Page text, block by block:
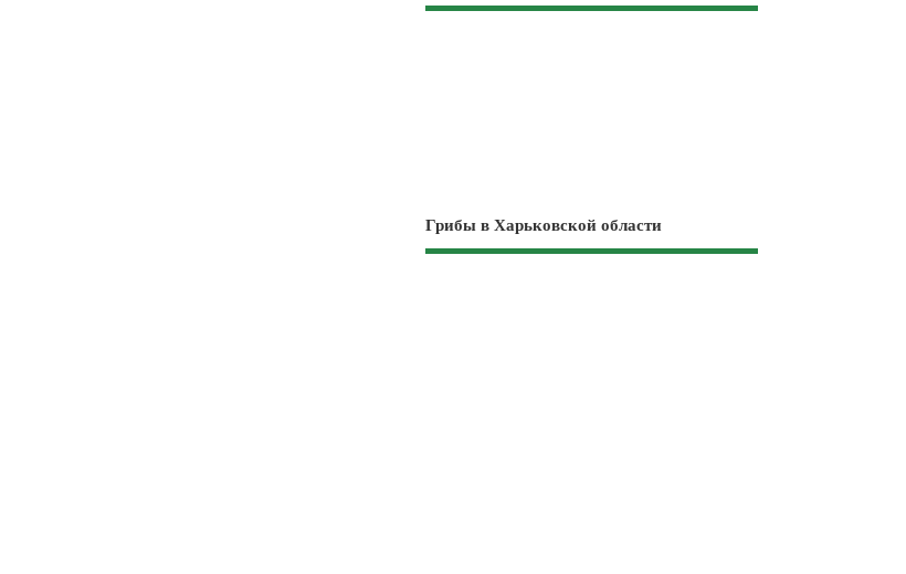
Грибы в Харьковской области